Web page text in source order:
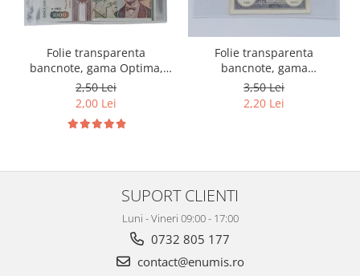
Folie transparenta
bancnote, gama Optima,
cod SH252, 3
compartimente
2,50 Lei
2,00 Lei
Folie transparenta
bancnote, gama
Grande(A4), cod SH312, 3
compartimente
3,50 Lei
2,20 Lei
SUPORT CLIENTI
Luni - Vineri 09:00 - 17:00
0732 805 177
contact@enumis.ro